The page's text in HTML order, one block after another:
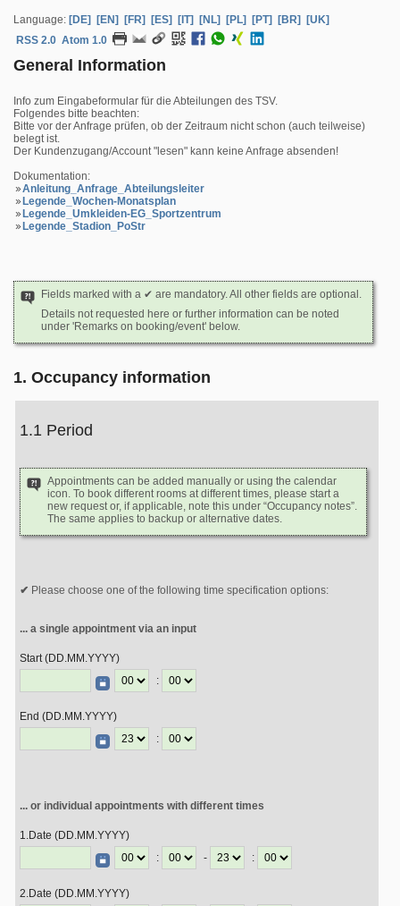
Language: [DE] [EN] [FR] [ES] [IT] [NL] [PL] [PT] [BR]
[UK]
RSS 2.0 Atom 1.0
General Information
Info zum Eingabeformular für die Abteilungen des TSV.
Folgendes bitte beachten:
Bitte vor der Anfrage prüfen, ob der Zeitraum nicht schon (auch teilweise)
belegt ist.
Der Kundenzugang/Account "lesen" kann keine Anfrage absenden!
Dokumentation:
Anleitung_Anfrage_Abteilungsleiter
Legende_Wochen-Monatsplan
Legende_Umkleiden-EG_Sportzentrum
Legende_Stadion_PoStr
Fields marked with a ✔ are mandatory. All other fields are optional.
Details not requested here or further information can be noted
under 'Remarks on booking/event' below.
1. Occupancy information
1.1 Period
Appointments can be added manually or using the calendar
icon. To book different rooms at different times, please start a
new request or, if applicable, note this under “Occupancy notes”.
The same applies to backup or alternative dates.
Please choose one of the following time specification options:
... a single appointment via an input
Start (DD.MM.YYYY)
:
End (DD.MM.YYYY)
:
... or individual appointments with different times
1.Date (DD.MM.YYYY)
:
- :
2.Date (DD.MM.YYYY)